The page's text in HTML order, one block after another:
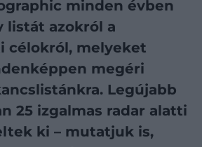
minden évben
listát azokról a
célokról, melyeket
megéri
Legújabb
25 izgalmas radar alatti
ki – mutatjuk is,